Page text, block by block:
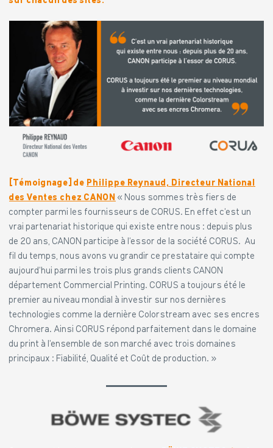
[Témoignage] de Philippe Reynaud, Directeur National
des Ventes chez CANON « Nous sommes très fiers de
compter parmi les fournisseurs de CORUS. En effet c’est un
vrai partenariat historique qui existe entre nous : depuis plus
de 20 ans, CANON participe à l’essor de la société CORUS. Au
fil du temps, nous avons vu grandir ce prestataire qui compte
aujourd’hui parmi les trois plus grands clients CANON
département Commercial Printing. CORUS a toujours été le
premier au niveau mondial à investir sur nos dernières
technologies comme la dernière Colorstream avec ses encres
Chromera. Ainsi CORUS répond parfaitement dans le domaine
du print à l’ensemble de son marché avec trois domaines
principaux : Fiabilité, Qualité et Coût de production. »